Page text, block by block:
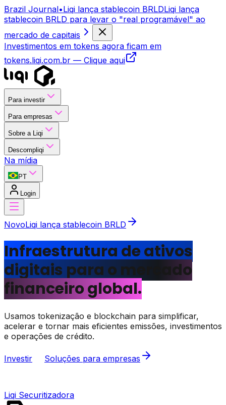
Brazil Journal•Liqi lança stablecoin BRLDLiqi lança
stablecoin BRLD para levar o "real programável" ao
mercado de capitais
Investimentos em tokens agora ficam em
tokens.liqi.com.br — Clique aqui
Para investir
Para empresas
Sobre a Liqi
Descompliqi
Na mídia
PT
Login
NovoLiqi lança stablecoin BRLD
Infraestrutura de ativos
digitais para o mercado
financeiro global.
Usamos tokenização e blockchain para simplificar,
acelerar e tornar mais eficientes emissões, investimentos
e operações de crédito.
Investir Soluções para empresas
Liqi Securitizadora